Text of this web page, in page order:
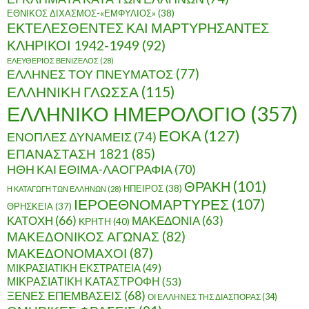
ΕΘΝΙΚΟΣ ΔΙΧΑΣΜΟΣ-«ΕΜΦΥΛΙΟΣ» (38)
ΕΚΤΕΛΕΣΘΕΝΤΕΣ ΚΑΙ ΜΑΡΤΥΡΗΣΑΝΤΕΣ
ΚΛΗΡΙΚΟΙ 1942-1949 (92)
ΕΛΕΥΘΕΡΙΟΣ ΒΕΝΙΖΕΛΟΣ (28)
ΕΛΛΗΝΕΣ ΤΟΥ ΠΝΕΥΜΑΤΟΣ (77)
ΕΛΛΗΝΙΚΗ ΓΛΩΣΣΑ (115)
ΕΛΛΗΝΙΚΟ ΗΜΕΡΟΛΟΓΙΟ (357)
ΕΝΟΠΛΕΣ ΔΥΝΑΜΕΙΣ(74) ΕΟΚΑ (127)
ΕΠΑΝΑΣΤΑΣΗ 1821 (85)
ΗΘΗ ΚΑΙ ΕΘΙΜΑ-ΛΑΟΓΡΑΦΙΑ(70)
Η ΚΑΤΑΓΩΓΗ ΤΩΝ ΕΛΛΗΝΩΝ (28) ΗΠΕΙΡΟΣ(38) ΘΡΑΚΗ (101)
ΘΡΗΣΚΕΙΑ(37) ΙΕΡΟΕΘΝΟΜΑΡΤΥΡΕΣ (107)
ΚΑΤΟΧΗ (66) ΚΡΗΤΗ (40) ΜΑΚΕΔΟΝΙΑ(63)
ΜΑΚΕΔΟΝΙΚΟΣ ΑΓΩΝΑΣ (82)
ΜΑΚΕΔΟΝΟΜΑΧΟΙ (87)
ΜΙΚΡΑΣΙΑΤΙΚΗ ΕΚΣΤΡΑΤΕΙΑ(49)
ΜΙΚΡΑΣΙΑΤΙΚΗ ΚΑΤΑΣΤΡΟΦΗ (53)
ΞΕΝΕΣ ΕΠΕΜΒΑΣΕΙΣ (68) ΟΙ ΕΛΛΗΝΕΣ ΤΗΣ ΔΙΑΣΠΟΡΑΣ(34)